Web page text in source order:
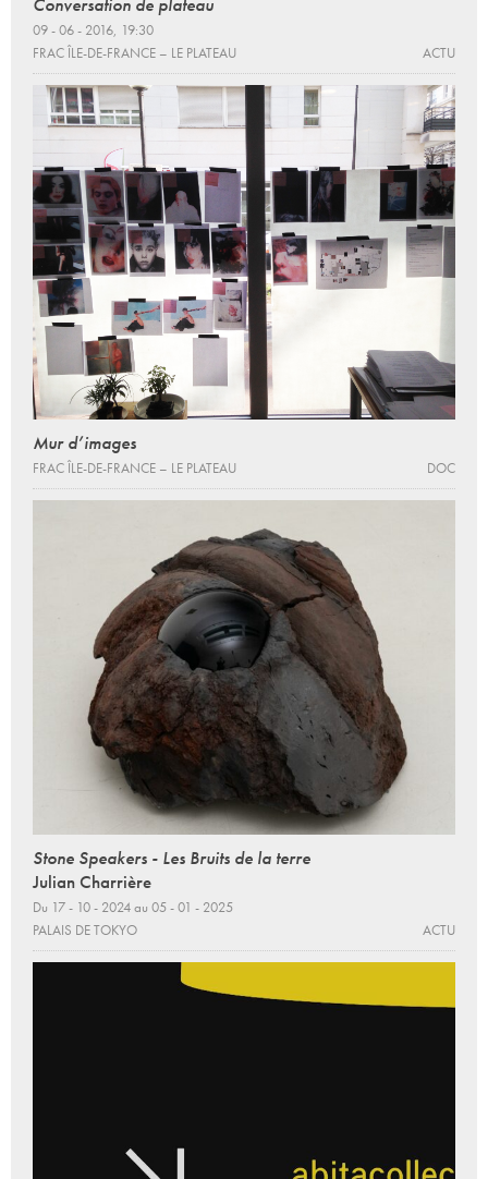
Conversation de plateau
09 - 06 - 2016, 19:30
FRAC ÎLE-DE-FRANCE – LE PLATEAU
ACTU
Mur d’images
FRAC ÎLE-DE-FRANCE – LE PLATEAU DOC
Stone Speakers - Les Bruits de la terre
Julian Charrière
Du 17 - 10 - 2024 au 05 - 01 - 2025
PALAIS DE TOKYO
ACTU